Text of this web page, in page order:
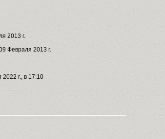
2013 г.
Февраля 2013 г.
г., в 17:10